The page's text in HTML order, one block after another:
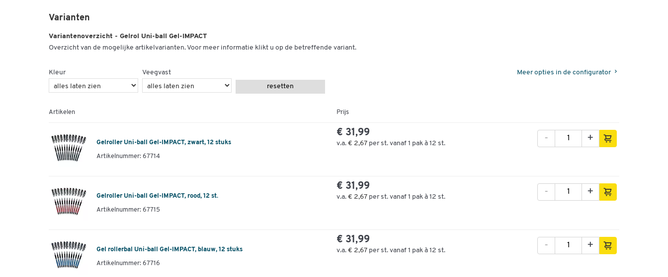
Varianten
Variantenoverzicht - Gelrol Uni-ball Gel-IMPACT
Overzicht van de mogelijke artikelvarianten. Voor meer informatie klikt u op de betreffende variant.
Kleur
Veegvast
resetten
Meer opties in de configurator
Artikelen Prijs
Gelroller Uni-ball Gel-IMPACT, zwart, 12 stuks
Artikelnummer: 67714
€ 31,99
v.a. € 2,67 per st. vanaf 1 pak à 12 st.
+
-
Gelroller Uni-ball Gel-IMPACT, rood, 12 st.
Artikelnummer: 67715
€ 31,99
v.a. € 2,67 per st. vanaf 1 pak à 12 st.
+
-
Gel rollerbal Uni-ball Gel-IMPACT, blauw, 12 stuks
Artikelnummer: 67716
€ 31,99
v.a. € 2,67 per st. vanaf 1 pak à 12 st.
+
-